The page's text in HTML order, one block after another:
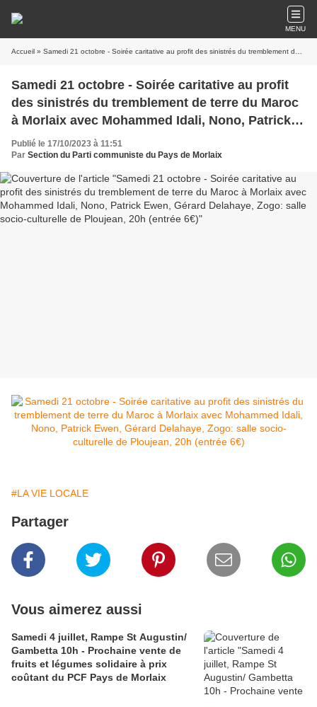
MENU
Accueil » Samedi 21 octobre - Soirée caritative au profit des sinistrés du tremblement de terre du Maroc à Morlaix avec Mohammed Idali, Nono, Patrick Ewen, Gérard Delahaye, Zogo: salle socio-culturelle de Ploujean, 20h (entrée 6€)
Samedi 21 octobre - Soirée caritative au profit
des sinistrés du tremblement de terre du Maroc
à Morlaix avec Mohammed Idali, Nono, Patrick
Ewen, Gérard Delahaye, Zogo: salle socio-
culturelle de Ploujean, 20h (entrée 6€)
Publié le 17/10/2023 à 11:51
Par Section du Parti communiste du Pays de Morlaix
#LA VIE LOCALE
Partager
Vous aimerez aussi
Samedi 4 juillet, Rampe St Augustin/
Gambetta 10h - Prochaine vente de
fruits et légumes solidaire à prix
coûtant du PCF Pays de Morlaix